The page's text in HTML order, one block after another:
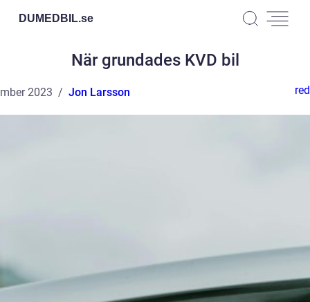
DUMEDBIL.se
När grundades KVD bil
2023 Jon Larsson